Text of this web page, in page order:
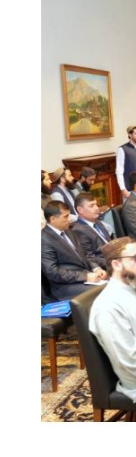
首届“中国-中亚”